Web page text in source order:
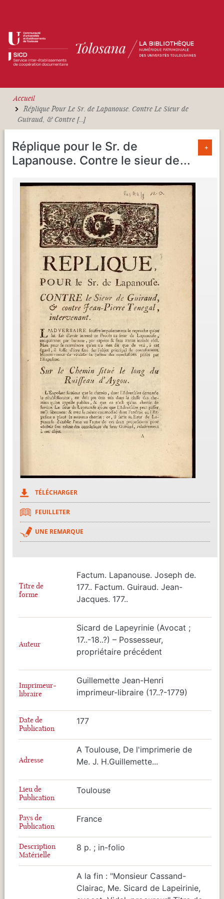
Accueil
Réplique Pour Le Sr. de Lapanouse. Contre Le Sieur de
Guiraud, & Contre [...]
Réplique pour le Sr. de
Lapanouse. Contre le sieur de...
+
TÉLÉCHARGER
FEUILLETER
UNE REMARQUE
Titre de
forme
Factum. Lapanouse. Joseph de.
177.. Factum. Guiraud. Jean-
Jacques. 177..
Auteur
Sicard de Lapeyrinie (Avocat ;
17..-18..?) – Possesseur,
propriétaire précédent
Imprimeur-
libraire
Guillemette Jean-Henri
imprimeur-libraire (17..?-1779)
Date de
Publication
177
Adresse
A Toulouse, De l'imprimerie de
Me. J. H.Guillemette...
Lieu de
Publication
Toulouse
Pays de
Publication
France
Description
Matérielle
8 p. ; in-folio
A la fin : "Monsieur Cassand-
Clairac, Me. Sicard de Lapeirinie,